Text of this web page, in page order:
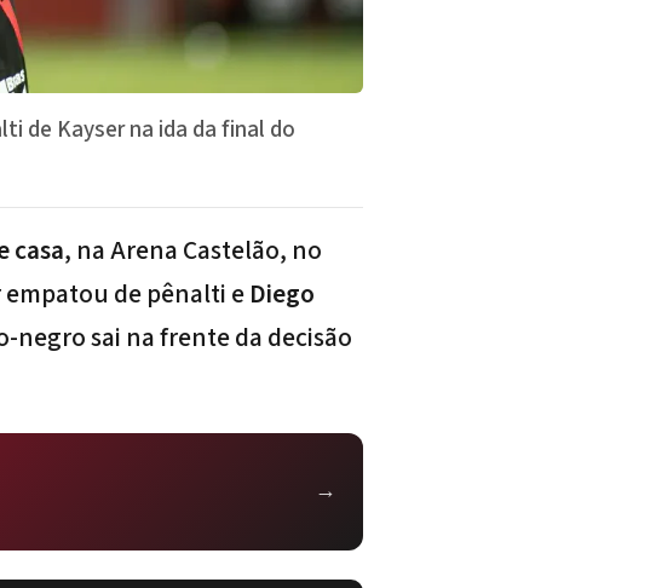
de Kayser na ida da final do
casa, na Arena Castelão, no
empatou de pênalti eDiego
negro sai na frente da decisão
→